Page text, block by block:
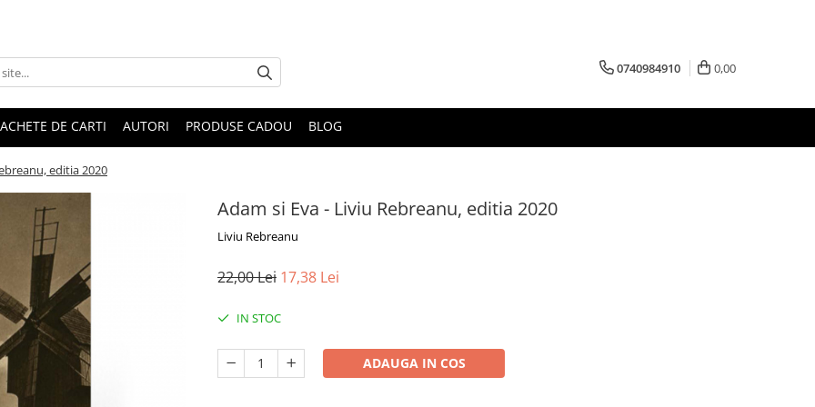
0740984910 0,00
DE CARTI AUTORI PRODUSE CADOU BLOG
editia 2020
Adam si Eva - Liviu Rebreanu, editia 2020
Liviu Rebreanu
22,00 Lei 17,38 Lei
IN STOC
ADAUGA IN COS